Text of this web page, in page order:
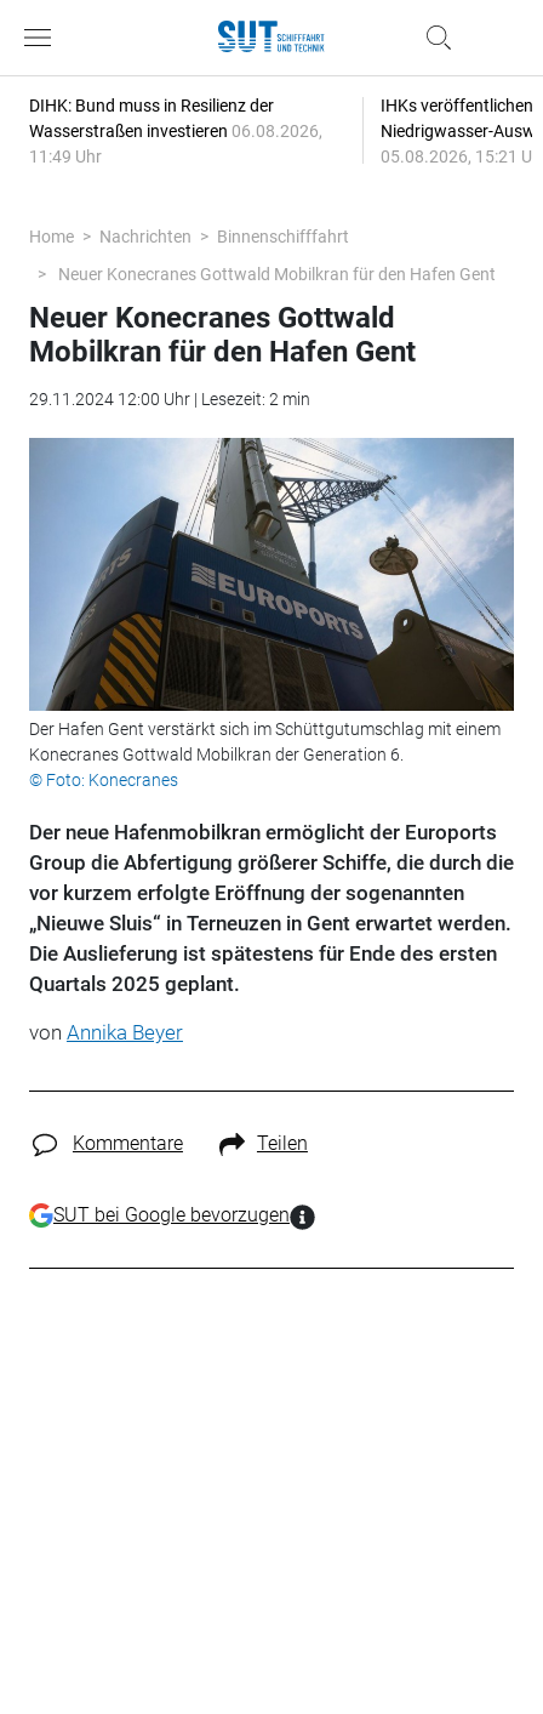
DIHK: Bund muss in Resilienz der
Wasserstraßen investieren 06.08.2026,
11:49 Uhr
IHKs veröffentlichen
Niedrigwasser-
05.08.2026, 15:21
Home Nachrichten
Binnenschifffahrt
Neuer Konecranes Gottwald Mobilkran für den Hafen Gent
Neuer Konecranes Gottwald
Mobilkran für den Hafen Gent
29.11.2024 12:00 Uhr | Lesezeit: 2 min
Der Hafen Gent verstärkt sich im Schüttgutumschlag mit einem
Konecranes Gottwald Mobilkran der Generation 6.
© Foto: Konecranes
Der neue Hafenmobilkran ermöglicht der Euroports
Group die Abfertigung größerer Schiffe, die durch die
vor kurzem erfolgte Eröffnung der sogenannten
„Nieuwe Sluis“ in Terneuzen in Gent erwartet werden.
Die Auslieferung ist spätestens für Ende des ersten
Quartals 2025 geplant.
von Annika Beyer
Kommentare Teilen
SUT bei Google bevorzugen